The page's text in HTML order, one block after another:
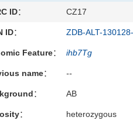
ID： CZ17
ID： ZDB-ALT-
Feature： ihb7Tg
name： --
： AB
： heterozygous